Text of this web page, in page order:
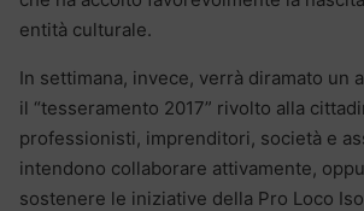
entità culturale.
In settimana, invece, verrà diramato un
il “tesseramento 2017” rivolto alla
professionisti, imprenditori, società e
intendono collaborare attivamente,
sostenere le iniziative della Pro Loco